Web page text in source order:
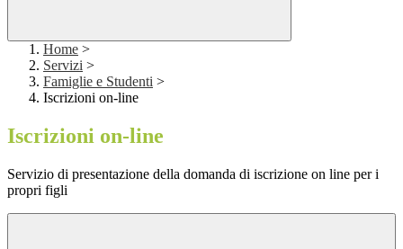
Home >
Servizi >
Famiglie e Studenti >
Iscrizioni on-line
Iscrizioni on-line
Servizio di presentazione della domanda di iscrizione on line per i
propri figli